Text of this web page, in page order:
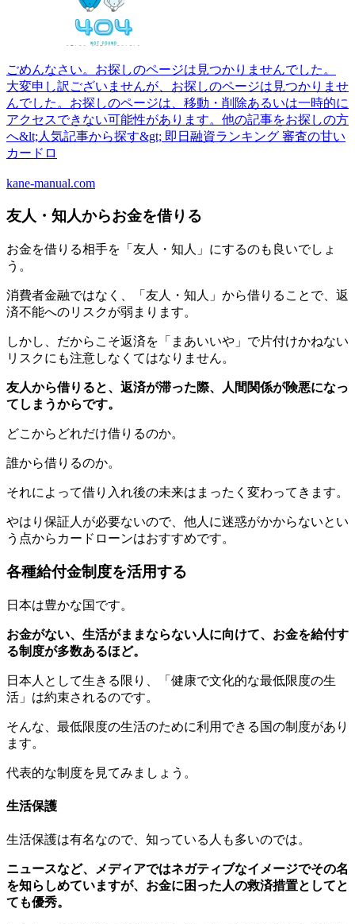
ごめんなさい。お探しのページは見つかりませんでした。
大変申し訳ございませんが、お探しのページは見つかりませ
んでした。お探しのページは、移動・削除あるいは一時的に
アクセスできない可能性があります。他の記事をお探しの方
へ&lt;人気記事から探す&gt; 即日融資ランキング 審査の甘い
カードロ
kane-manual.com
友人・知人からお金を借りる
お金を借りる相手を「友人・知人」にするのも良いでしょ
う。
消費者金融ではなく、「友人・知人」から借りることで、返
済不能へのリスクが弱まります。
しかし、だからこそ返済を「まあいいや」で片付けかねない
リスクにも注意しなくてはなりません。
友人から借りると、返済が滞った際、人間関係が険悪になっ
てしまうからです。
どこからどれだけ借りるのか。
誰から借りるのか。
それによって借り入れ後の未来はまったく変わってきます。
やはり保証人が必要ないので、他人に迷惑がかからないとい
う点からカードローンはおすすめです。
各種給付金制度を活用する
日本は豊かな国です。
お金がない、生活がままならない人に向けて、お金を給付す
る制度が多数あるほど。
日本人として生きる限り、「健康で文化的な最低限度の生
活」は約束されるのです。
そんな、最低限度の生活のために利用できる国の制度があり
ます。
代表的な制度を見てみましょう。
生活保護
生活保護は有名なので、知っている人も多いのでは。
ニュースなど、メディアではネガティブなイメージでその名
を知らしめていますが、お金に困った人の救済措置としてと
ても優秀。